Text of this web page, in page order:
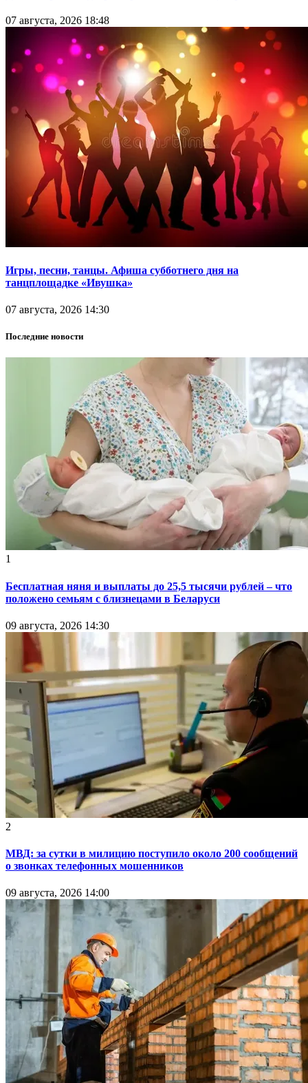
07 августа, 2026 18:48
Игры, песни, танцы. Афиша субботнего дня на
танцплощадке «Ивушка»
07 августа, 2026 14:30
Последние новости
1
Бесплатная няня и выплаты до 25,5 тысячи рублей – что
положено семьям с близнецами в Беларуси
09 августа, 2026 14:30
2
МВД: за сутки в милицию поступило около 200 сообщений
о звонках телефонных мошенников
09 августа, 2026 14:00